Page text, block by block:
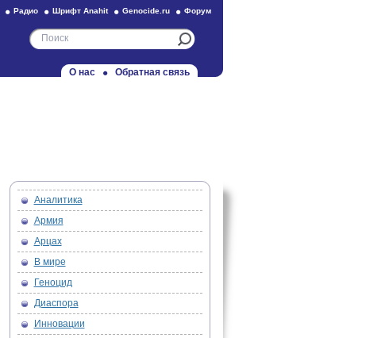
Радио Шрифт Anahit Genocide.ru Форум
О нас Обратная связь
Аналитика
Армия
Арцах
В мире
Геноцид
Диаспора
Инновации